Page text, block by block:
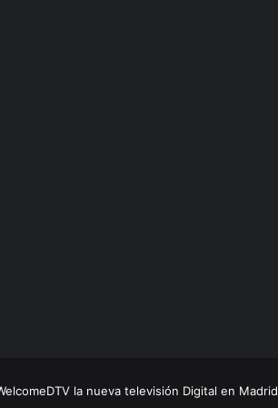
la nueva televisión Digital en Madrid